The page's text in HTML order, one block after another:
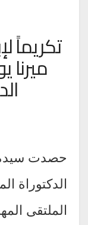
تكريماً
حصدت سيدة
الدكتوراة
الملتقى